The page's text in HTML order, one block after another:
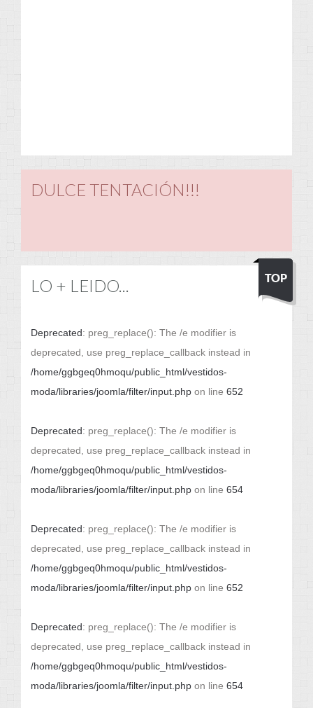
DULCE TENTACIÓN!!!
LO + LEIDO...
Deprecated: preg_replace(): The /e modifier is
deprecated, use preg_replace_callback instead in
/home/ggbgeq0hmoqu/public_html/vestidos-
moda/libraries/joomla/filter/input.php on line 652
Deprecated: preg_replace(): The /e modifier is
deprecated, use preg_replace_callback instead in
/home/ggbgeq0hmoqu/public_html/vestidos-
moda/libraries/joomla/filter/input.php on line 654
Deprecated: preg_replace(): The /e modifier is
deprecated, use preg_replace_callback instead in
/home/ggbgeq0hmoqu/public_html/vestidos-
moda/libraries/joomla/filter/input.php on line 652
Deprecated: preg_replace(): The /e modifier is
deprecated, use preg_replace_callback instead in
/home/ggbgeq0hmoqu/public_html/vestidos-
moda/libraries/joomla/filter/input.php on line 654